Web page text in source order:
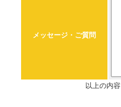
メッセージ・ご質問
以上の内